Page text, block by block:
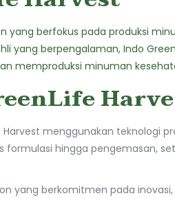
yang berfokus pada produksi
yang berpengalaman, Indo
memproduksi minuman
Harvest menggunakan teknologi
formulasi hingga pengemasan,
yang berkomitmen pada